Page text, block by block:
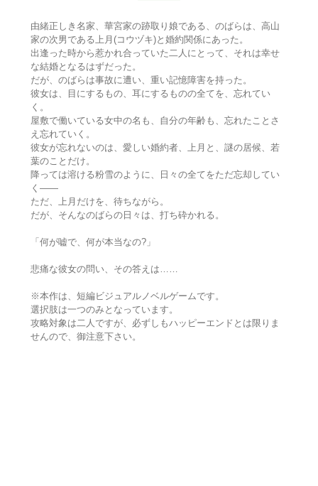
由緒正しき名家、華宮家の跡取り娘である、のばらは、高山
家の次男である上月(コウヅキ)と婚約関係にあった。
出逢った時から惹かれ合っていた二人にとって、それは幸せ
な結婚となるはずだった。
だが、のばらは事故に遭い、重い記憶障害を持った。
彼女は、目にするもの、耳にするものの全てを、忘れてい
く。
屋敷で働いている女中の名も、自分の年齢も、忘れたことさ
え忘れていく。
彼女が忘れないのは、愛しい婚約者、上月と、謎の居候、若
葉のことだけ。
降っては溶ける粉雪のように、日々の全てをただ忘却してい
く――
ただ、上月だけを、待ちながら。
だが、そんなのばらの日々は、打ち砕かれる。
「何が嘘で、何が本当なの?」
悲痛な彼女の問い、その答えは……
※本作は、短編ビジュアルノベルゲームです。
選択肢は一つのみとなっています。
攻略対象は二人ですが、必ずしもハッピーエンドとは限りま
せんので、御注意下さい。